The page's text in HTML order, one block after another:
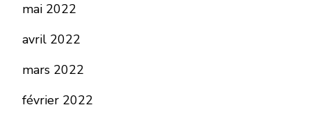
mai 2022
avril 2022
mars 2022
février 2022